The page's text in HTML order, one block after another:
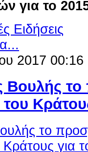
για το
Ειδήσεις
2017 00:16
Βουλής το